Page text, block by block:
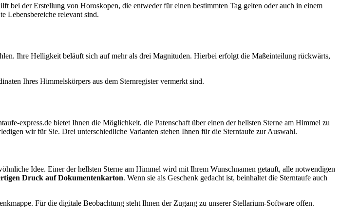
der Erstellung von Horoskopen, die entweder für einen bestimmten Tag gelten oder auch in einem
Lebensbereiche relevant sind.
Ihre Helligkeit beläuft sich auf mehr als drei Magnituden. Hierbei erfolgt die Maßeinteilung rückwärts,
Ihres Himmelskörpers aus dem Sternregister vermerkt sind.
express.de bietet Ihnen die Möglichkeit, die Patenschaft über einen der hellsten Sterne am Himmel zu
wir für Sie. Drei unterschiedliche Varianten stehen Ihnen für die Sterntaufe zur Auswahl.
Idee. Einer der hellsten Sterne am Himmel wird mit Ihrem Wunschnamen getauft, alle notwendigen
Druck auf Dokumentenkarton. Wenn sie als Geschenk gedacht ist, beinhaltet die Sterntaufe auch
Für die digitale Beobachtung steht Ihnen der Zugang zu unserer Stellarium-Software offen.